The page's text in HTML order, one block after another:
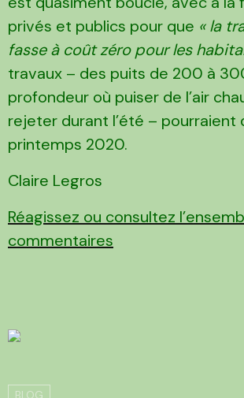
privés et publics pour que « la
fasse à coût zéro pour les
travaux – des puits de 200 à
profondeur où puiser de l’air
rejeter durant l’été – pourraient
printemps 2020.
Claire Legros
Réagissez ou consultez
commentaires
BLOG